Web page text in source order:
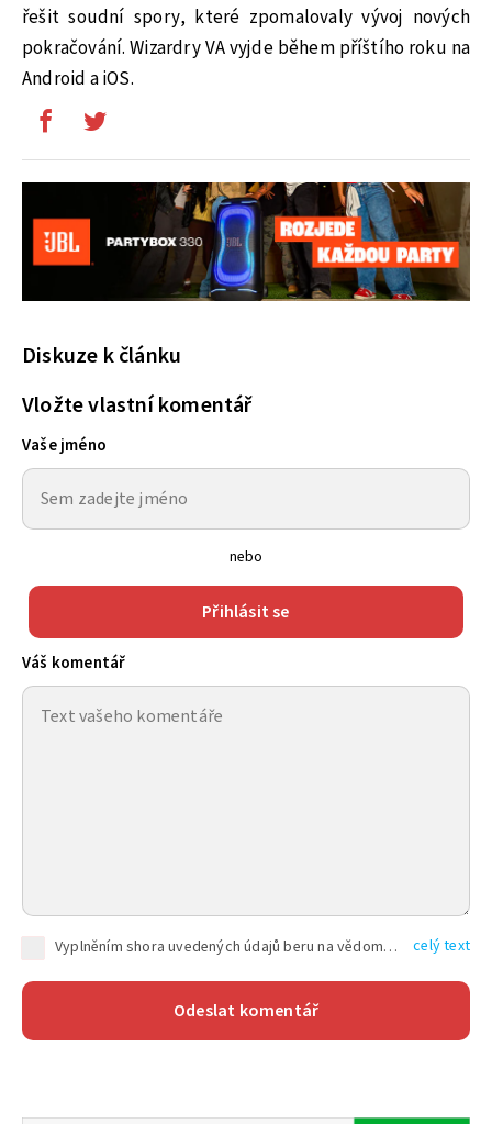
řešit soudní spory, které zpomalovaly vývoj nových
pokračování. Wizardry VA vyjde během příštího roku na
Android a iOS.
Diskuze k článku
Vložte vlastní komentář
Vaše jméno
nebo
Přihlásit se
Váš komentář
Vyplněním shora uvedených údajů beru na vědomí, že společnost TEXT FACTORY s.r.o., sídlem Brno, Durďákova 336/29, Černá Pole, PSČ: 613 00, IČ: 06157831, zapsané u Krajského soudu v Brně, oddíl C, vložka 100399, bude zpracovávat mé osobní údaje uvedené v rámci mnou vyplněného registračního formuláře na základě oprávněných zájmů TEXT FACTORY s.r.o. dle čl. 6 odst. 1 písm. f) GDPR a pro splnění právních povinností (čl. 6 odst. 1 písm. c) GDPR), a to pro tyto účely: nezbytnost zajistit oprávnění návštěvníka webových stránek provozovaných společností TEXT FACTORY s.r.o. přispívat aktivně ke zveřejněným článkům nebo v rámci diskusních fór a výkon práv TEXT FACTORY s.r.o. jako administrátora těchto diskusních fór. Více informací o zpracování osobních údajů a právech lze nalézt v celý text